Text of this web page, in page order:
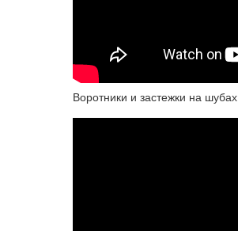
Воротники и застежки на шубах